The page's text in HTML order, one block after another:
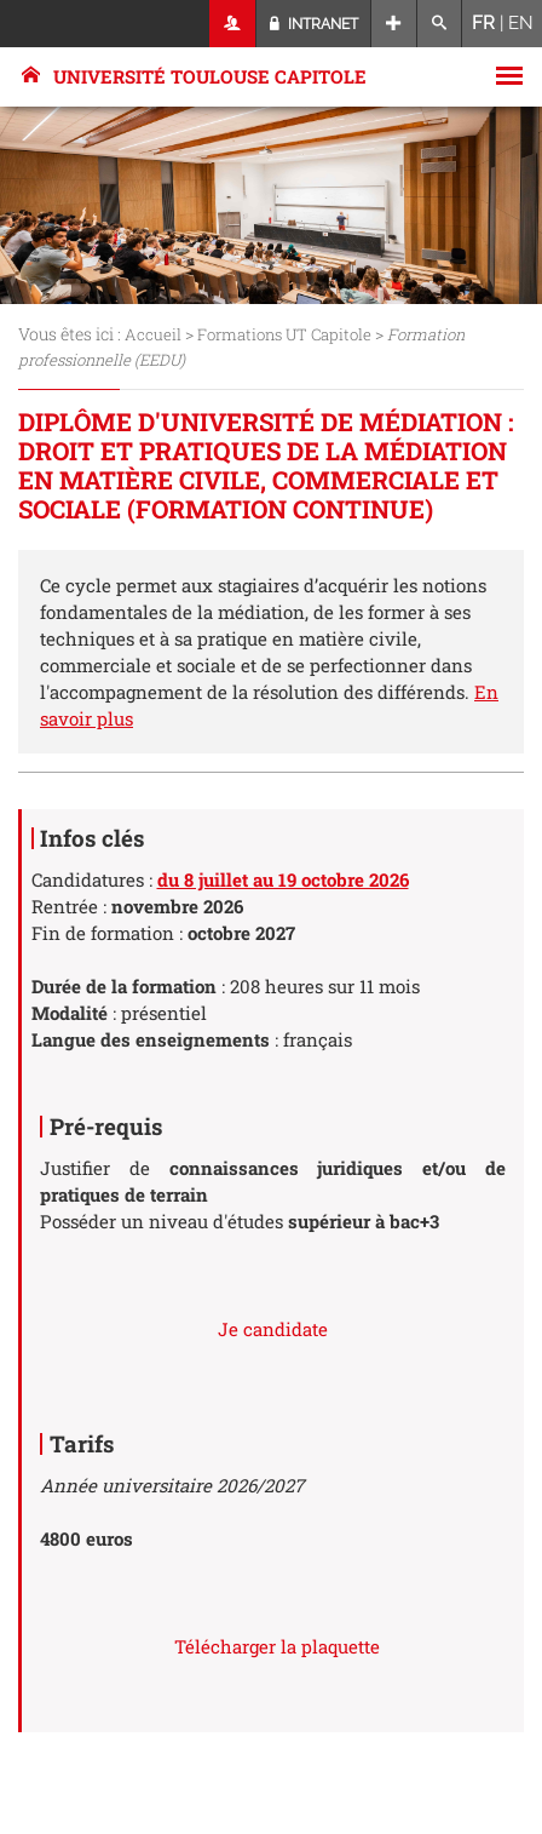
INTRANET FR | EN
UNIVERSITÉ TOULOUSE CAPITOLE
Vous êtes ici : Accueil >Formations UT Capitole >Formation
professionnelle (EEDU)
DIPLÔME D'UNIVERSITÉ DE MÉDIATION :
DROIT ET PRATIQUES DE LA MÉDIATION
EN MATIÈRE CIVILE, COMMERCIALE ET
SOCIALE (FORMATION CONTINUE)
Résumé
Ce cycle permet aux stagiaires d’acquérir les notions
fondamentales de la médiation, de les former à ses
techniques et à sa pratique en matière civile,
commerciale et sociale et de se perfectionner dans
l'accompagnement de la résolution des différends. En
savoir plus
Infos clés
Candidatures : du 8 juillet au 19 octobre 2026
Rentrée : novembre 2026
Fin de formation : octobre 2027
Durée de la formation : 208 heures sur 11 mois
Modalité : présentiel
Langue des enseignements : français
Pré-requis
Justifier de connaissances juridiques et/ou de
pratiques de terrain
Posséder un niveau d'études supérieur à bac+3
Je candidate
Tarifs
Année universitaire 2026/2027
4800 euros
Télécharger la plaquette